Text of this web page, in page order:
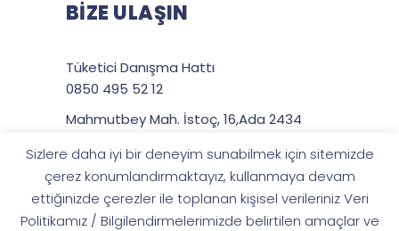
BİZE ULAŞIN
Tüketici Danışma Hattı
0850 495 52 12
Mahmutbey Mah. İstoç, 16,Ada 2434
P.K.: 34218 Bağcılar / İstanbul TÜRKİYE
Sizlere daha iyi bir deneyim sunabilmek için sitemizde
çerez konumlandırmaktayız, kullanmaya devam
ettiğinizde çerezler ile toplanan kişisel verileriniz Veri
Politikamız / Bilgilendirmelerimizde belirtilen amaçlar ve